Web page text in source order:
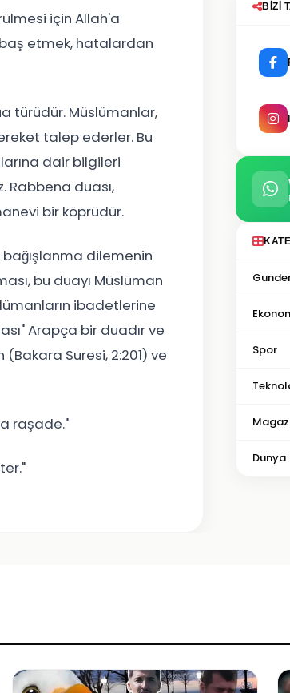
için Allah'a
baş etmek, hatalardan
türüdür. Müslümanlar,
talep ederler. Bu
dair bilgileri
Rabbena duası,
bir köprüdür.
dilemenin
bu duayı Müslüman
ibadetlerine
Arapça bir duadır ve
Suresi, 2:201) ve
raşade."
BIZI
Spor
Dunya